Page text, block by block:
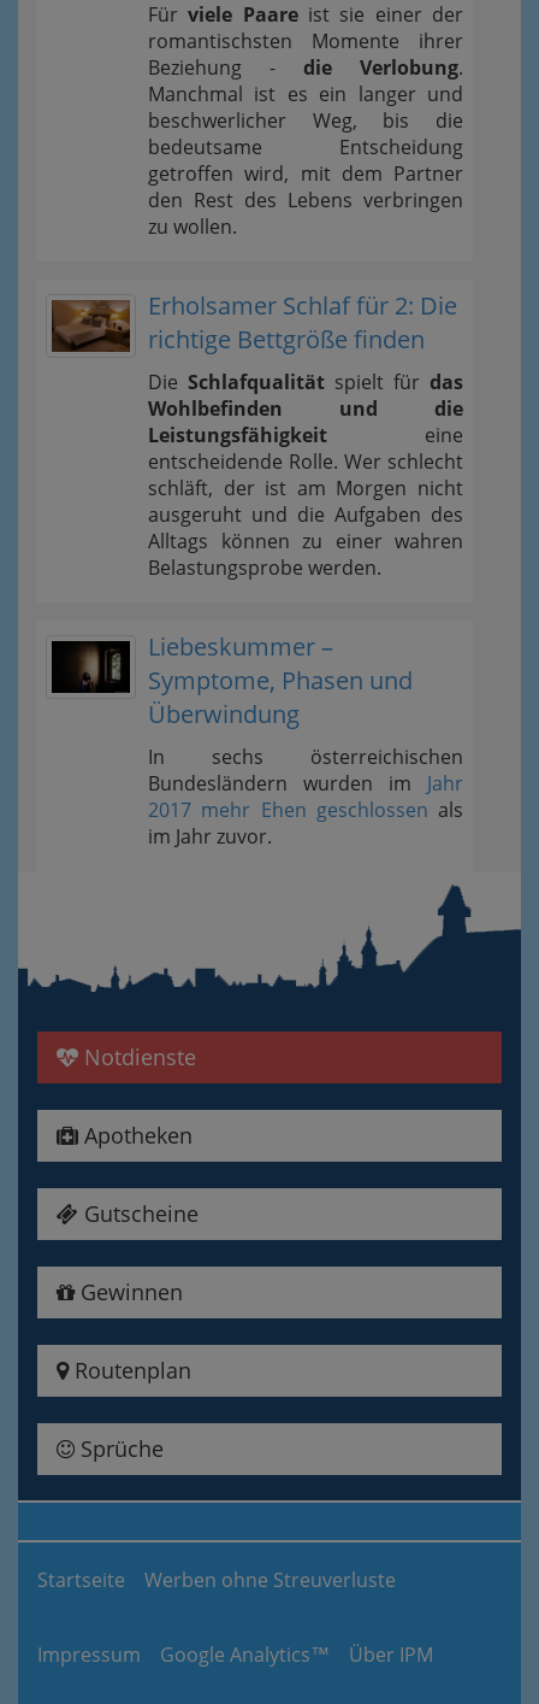
Fürviele Paareist sie einer der
romantischsten Momente ihrer
Beziehung - die Verlobung.
Manchmal ist es ein langer und
beschwerlicher Weg, bis die
bedeutsame Entscheidung
getroffen wird, mit dem Partner
den Rest des Lebens verbringen
zu wollen.
Erholsamer Schlaf für 2: Die
richtige Bettgröße finden
Die Schlafqualität spielt für das
Wohlbefinden und die
Leistungsfähigkeit eine
entscheidende Rolle. Wer schlecht
schläft, der ist am Morgen nicht
ausgeruht und die Aufgaben des
Alltags können zu einer wahren
Belastungsprobe werden.
Liebeskummer –
Symptome, Phasen und
Überwindung
In sechs österreichischen
Bundesländern wurden im Jahr
2017 mehr Ehen geschlossen als
im Jahr zuvor.
Notdienste
Apotheken
Gutscheine
Gewinnen
Routenplan
Sprüche
Startseite Werben ohne Streuverluste
Impressum Google Analytics™ Über IPM